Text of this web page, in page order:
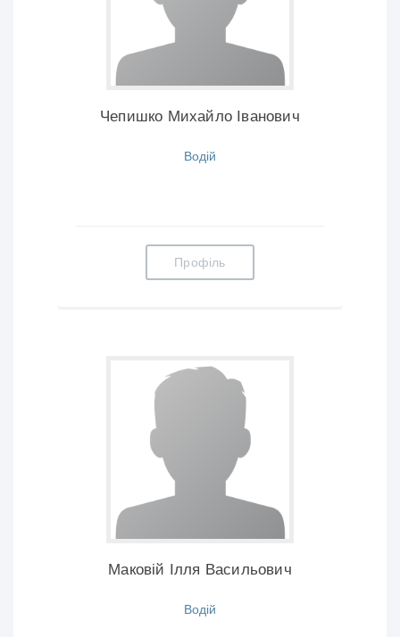
Чепишко Михайло Іванович
Водій
Профіль
Маковій Ілля Васильович
Водій